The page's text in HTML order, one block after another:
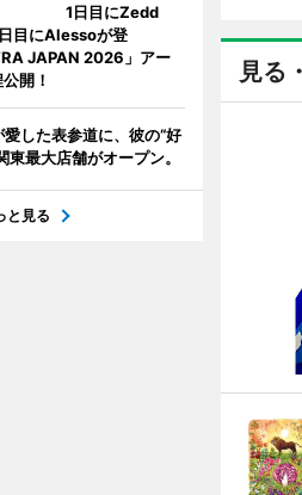
見る
1日目にZedd
目にAlessoが登
JAPAN 2026」アー
開！
した表参道に、彼の“好
東最大店舗がオープン。
と見る